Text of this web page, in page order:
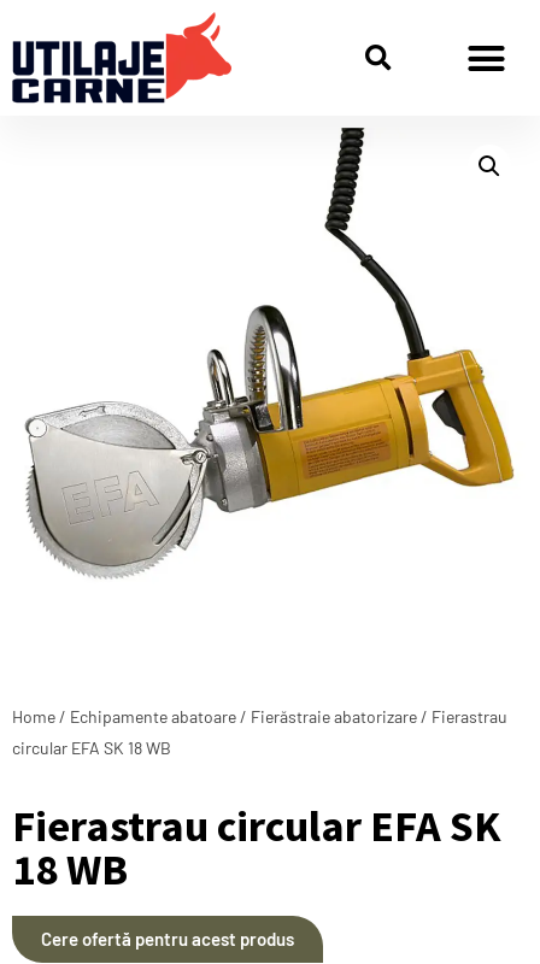
Home / Echipamente abatoare / Fierăstraie abatorizare / Fierastrau
circular EFA SK 18 WB
Fierastrau circular EFA SK
18 WB
Cere ofertă pentru acest produs